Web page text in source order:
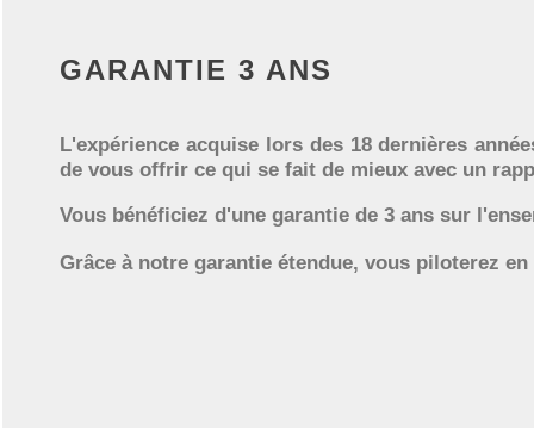
GARANTIE 3 ANS
L'expérience acquise lors des 18 dernières
de vous offrir ce qui se fait de mieux avec un
Vous bénéficiez d'une garantie de 3 ans sur
Grâce à notre garantie étendue, vous piloterez